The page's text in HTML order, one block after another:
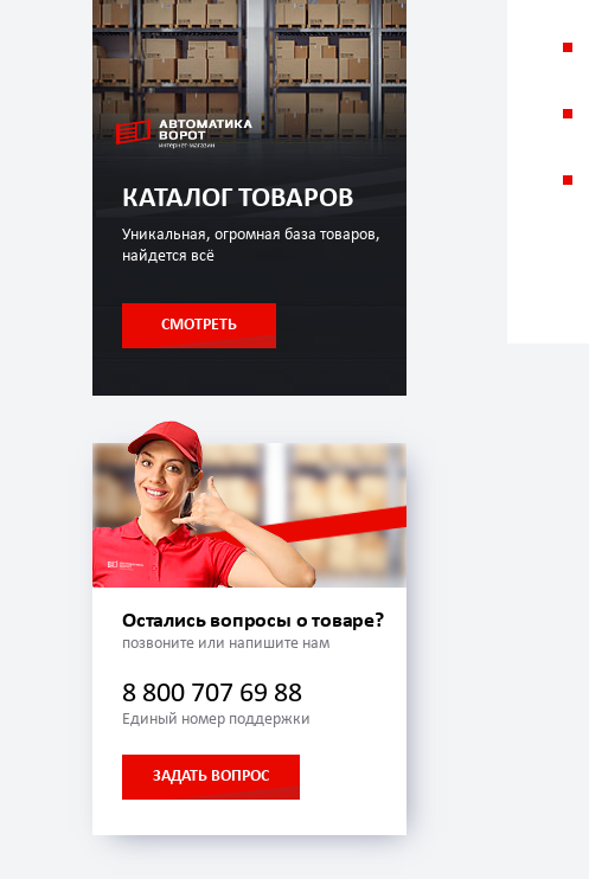
КАТАЛОГ ТОВАРОВ
Уникальная, огромная база товаров,
найдется всё
СМОТРЕТЬ
Остались вопросы о товаре?
позвоните или напишите нам
8 800 707 69 88
Единый номер поддержки
ЗАДАТЬ ВОПРОС